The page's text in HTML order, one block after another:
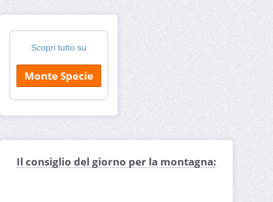
Scopri tutto su
Monte Specie
Il consiglio del giorno per la montagna: